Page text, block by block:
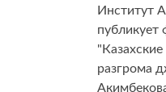
Институт
публикует
разгрома